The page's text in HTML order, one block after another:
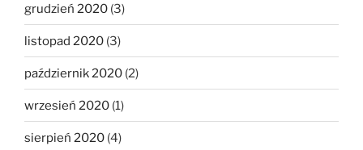
grudzień 2020 (3)
listopad 2020 (3)
październik 2020 (2)
wrzesień 2020 (1)
sierpień 2020 (4)